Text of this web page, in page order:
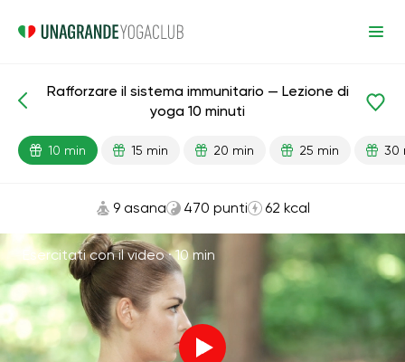
Immunità
Rafforzare il sistema immunitario — Lezione di
yoga 10 minuti
10 min 15 min 20 min 25 min 30
9 asana 470 punti 62 kcal
Esercitati con il video ·10 min